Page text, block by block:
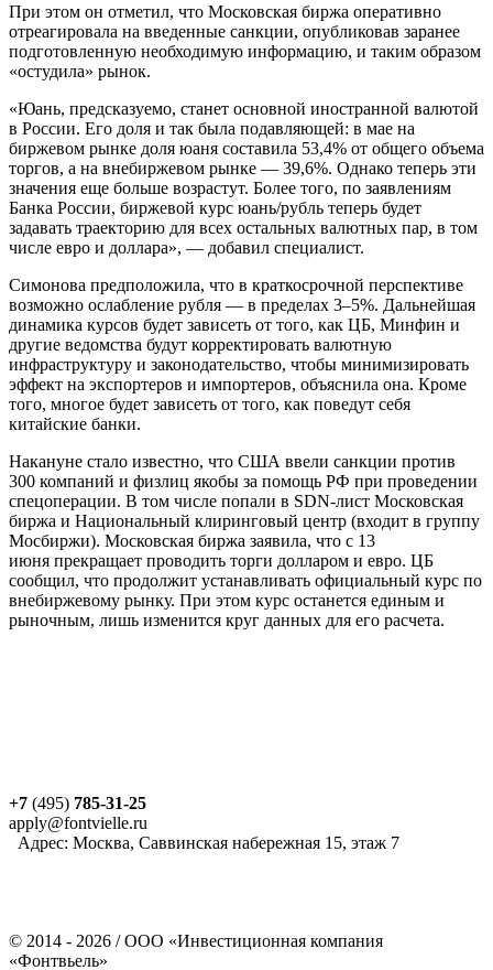
При этом он отметил, что Московская биржа оперативно
отреагировала на введенные санкции, опубликовав заранее
подготовленную необходимую информацию, и таким образом
«остудила» рынок.
«Юань, предсказуемо, станет основной иностранной валютой
в России. Его доля и так была подавляющей: в мае на
биржевом рынке доля юаня составила 53,4% от общего объема
торгов, а на внебиржевом рынке — 39,6%. Однако теперь эти
значения еще больше возрастут. Более того, по заявлениям
Банка России, биржевой курс юань/рубль теперь будет
задавать траекторию для всех остальных валютных пар, в том
числе евро и доллара», — добавил специалист.
Симонова предположила, что в краткосрочной перспективе
возможно ослабление рубля — в пределах 3–5%. Дальнейшая
динамика курсов будет зависеть от того, как ЦБ, Минфин и
другие ведомства будут корректировать валютную
инфраструктуру и законодательство, чтобы минимизировать
эффект на экспортеров и импортеров, объяснила она. Кроме
того, многое будет зависеть от того, как поведут себя
китайские банки.
Накануне стало известно, что США ввели санкции против
300 компаний и физлиц якобы за помощь РФ при проведении
спецоперации. В том числе попали в SDN-лист Московская
биржа и Национальный клиринговый центр (входит в группу
Мосбиржи). Московская биржа заявила, что с 13
июня прекращает проводить торги долларом и евро. ЦБ
сообщил, что продолжит устанавливать официальный курс по
внебиржевому рынку. При этом курс останется единым и
рыночным, лишь изменится круг данных для его расчета.
+7 (495) 785-31-25
apply@fontvielle.ru
Адрес: Москва, Саввинская набережная 15, этаж 7
© 2014 - 2026 / ООО «Инвестиционная компания
«Фонтвьель»